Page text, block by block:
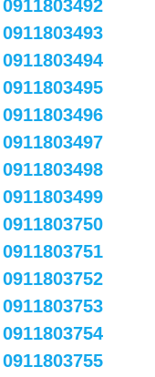
0911803492
0911803493
0911803494
0911803495
0911803496
0911803497
0911803498
0911803499
0911803750
0911803751
0911803752
0911803753
0911803754
0911803755